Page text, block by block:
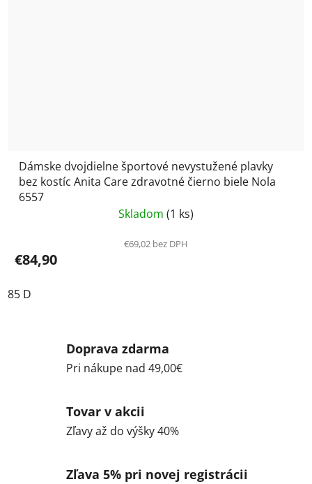
Dámske dvojdielne športové nevystužené plavky
bez kostíc Anita Care zdravotné čierno biele Nola
6557
Skladom (1 ks)
€69,02 bez DPH
€84,90
85 D
Doprava zdarma
Pri nákupe nad 49,00€
Tovar v akcii
Zľavy až do výšky 40%
Zľava 5% pri novej registrácii